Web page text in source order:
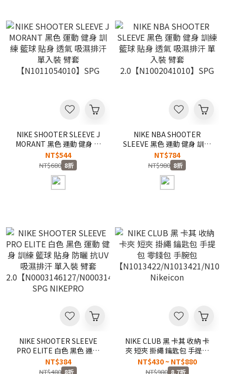
NIKE SHOOTER SLEEVE J
MORANT 黑色 運動 健身 訓
練 籃球 貼身 透氣 吸濕排汗
單入裝 臂套
【N1011054010】SPG
NT$544
NT$680 8折
NIKE NBA SHOOTER
SLEEVE 黑色 運動 健身 訓練
籃球 貼身 透氣 吸濕排汗 單
入裝 臂套
2.0【N1002041010】SPG
NT$784
NT$980 8折
NIKE SHOOTER SLEEVE
PRO ELITE 白色 黑色 運動
健身 訓練 籃球 貼身 防曬 抗
UV 吸濕排汗 單入裝 臂套
NT$384
NT$480 8折
NIKE CLUB 黑 卡其 收納 卡
夾 短夾 掛繩 鑰匙包 手提包
零錢包 手腕包
【N1013422/N1013421/
NT$430 ~ NT$880
NT$980 8.7折